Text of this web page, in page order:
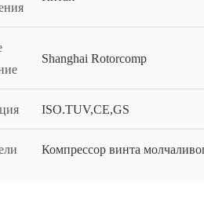
Shanghai Rotorcomp
ISO.TUV,CE,GS
Компрессор винта